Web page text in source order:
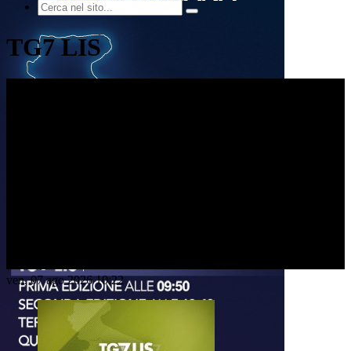
TG7 LIS
ven, 07 ago 2026 10:22